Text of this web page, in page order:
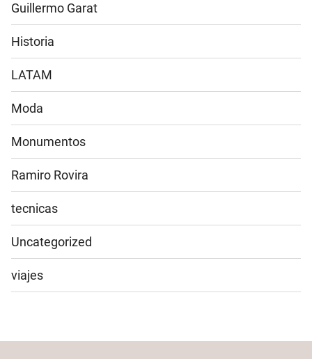
Guillermo Garat
Historia
LATAM
Moda
Monumentos
Ramiro Rovira
tecnicas
Uncategorized
viajes